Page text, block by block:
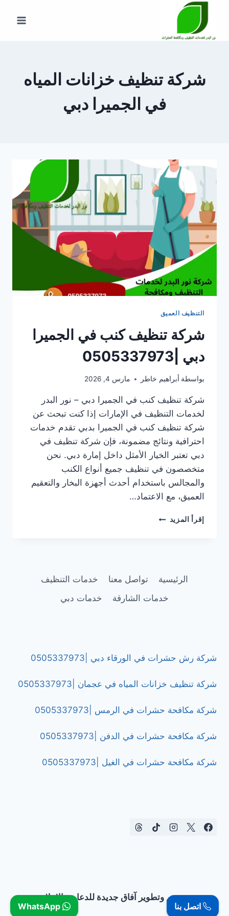
المحتوى
شركة تنظيف خزانات المياه
في الجميرا دبي
التنظيف العميق
شركة تنظيف كنب في الجميرا
دبي |0505337973
بواسطة أبراهيم خاطر مارس 4, 2026
شركة تنظيف كنب في الجميرا دبي – نور البدر
لخدمات التنظيف في الإمارات إذا كنت تبحث عن
شركة تنظيف كنب في الجميرا بدبي تقدم خدمات
احترافية ونتائج مضمونة، فإن شركة تنظيف في
دبي تعتبر الخيار الأمثل داخل إمارة دبي. نحن
متخصصون في تنظيف جميع أنواع الكنب
والمجالس باستخدام أحدث أجهزة البخار والتعقيم
العميق، مع الاعتماد…
إقرأ المزيد شركة
|0505337973
الرئيسية تواصل معنا
خدمات التنظيف
خدمات الشارقة
خدمات دبي
شركة رش حشرات في الورقاء دبي |0505337973
شركة تنظيف خزانات المياه في عجمان |0505337973
شركة مكافحة حشرات في الرمس |0505337973
شركة مكافحة حشرات في الدفن |0505337973
شركة مكافحة حشرات في الغيل |0505337973
تصميم وتطوير آفاق جديدة للدعاية والإعلان
اتصل بنا